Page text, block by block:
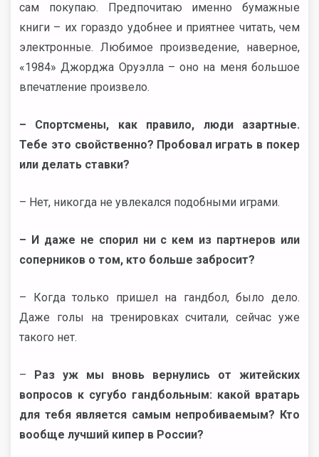
сам покупаю. Предпочитаю именно бумажные
книги – их гораздо удобнее и приятнее читать, чем
электронные. Любимое произведение, наверное,
«1984» Джорджа Оруэлла – оно на меня большое
впечатление произвело.
– Спортсмены, как правило, люди азартные.
Тебе это свойственно? Пробовал играть в покер
или делать ставки?
– Нет, никогда не увлекался подобными играми.
– И даже не спорил ни с кем из партнеров или
соперников о том, кто больше забросит?
– Когда только пришел на гандбол, было дело.
Даже голы на тренировках считали, сейчас уже
такого нет.
– Раз уж мы вновь вернулись от житейских
вопросов к сугубо гандбольным: какой вратарь
для тебя является самым непробиваемым? Кто
вообще лучший кипер в России?